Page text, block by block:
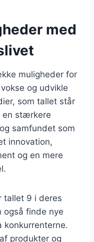
med
muligheder for
og udvikle
som tallet står
en stærkere
samfundet som
innovation,
og en mere
tallet 9 i deres
også finde nye
konkurrenterne.
produkter og